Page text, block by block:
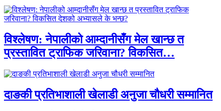
विश्लेषण: नेपालीको आम्दानीसँग मेल खान्छ त
प्रस्तावित ट्राफिक जरिवाना? विकसित…
दाङकी प्रतिभाशाली खेलाडी अनुजा चौधरी सम्मानित